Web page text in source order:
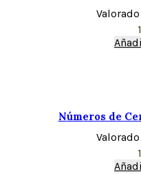
Números de